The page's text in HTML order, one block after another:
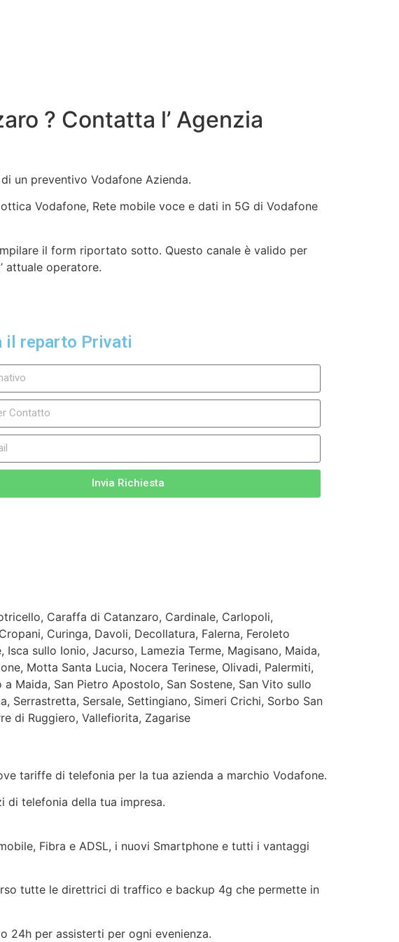
? Contatta l’ Agenzia
un preventivo Vodafone Azienda.
Vodafone, Rete mobile voce e dati in 5G di Vodafone
il form riportato sotto. Questo canale è valido per
attuale operatore.
il reparto Privati
Invia Richiesta
Caraffa di Catanzaro, Cardinale, Carlopoli,
Curinga, Davoli, Decollatura, Falerna, Feroleto
sullo Ionio, Jacurso, Lamezia Terme, Magisano, Maida,
Motta Santa Lucia, Nocera Terinese, Olivadi, Palermiti,
Maida, San Pietro Apostolo, San Sostene, San Vito sullo
Serrastretta, Sersale, Settingiano, Simeri Crichi, Sorbo San
di Ruggiero, Vallefiorita, Zagarise
tariffe di telefonia per la tua azienda a marchio Vodafone.
di telefonia della tua impresa.
Fibra e ADSL, i nuovi Smartphone e tutti i vantaggi
tutte le direttrici di traffico e backup 4g che permette in
24h per assisterti per ogni evenienza.